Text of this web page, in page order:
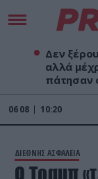
Δεν
αλλά
πάτησαν
06 08 10:20
ΔΙΕΘΝΗΣ ΑΣΦΑΛΕΙΑ
Ο Τραμπ